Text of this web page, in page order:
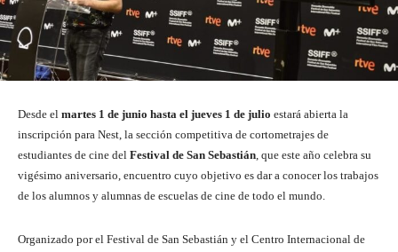
Desde el martes 1 de junio hasta el jueves 1 de julio estará abierta la
inscripción para Nest, la sección competitiva de cortometrajes de
estudiantes de cine del Festival de San Sebastián, que este año celebra su
vigésimo aniversario, encuentro cuyo objetivo es dar a conocer los trabajos
de los alumnos y alumnas de escuelas de cine de todo el mundo.
Organizado por el Festival de San Sebastián y el Centro Internacional de